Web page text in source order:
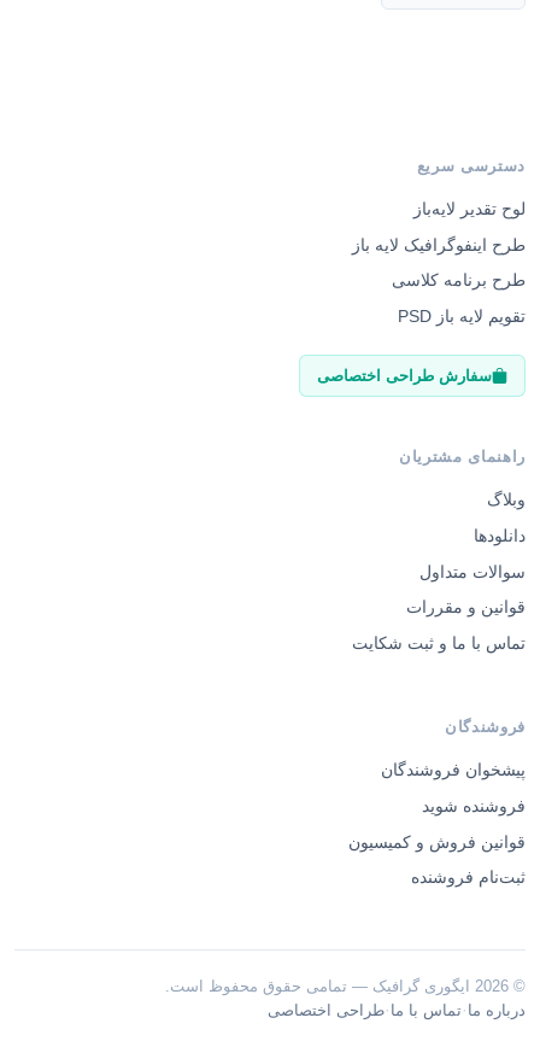
دسترسی سریع
لوح تقدیر لایه‌باز
طرح اینفوگرافیک لایه باز
طرح برنامه کلاسی
تقویم لایه باز PSD
سفارش طراحی اختصاصی
راهنمای مشتریان
وبلاگ
دانلودها
سوالات متداول
قوانین و مقررات
تماس با ما و ثبت شکایت
فروشندگان
پیشخوان فروشندگان
فروشنده شوید
قوانین فروش و کمیسیون
ثبت‌نام فروشنده
© 2026 ایگوری گرافیک — تمامی حقوق محفوظ است.
درباره ما ·تماس با ما ·طراحی اختصاصی